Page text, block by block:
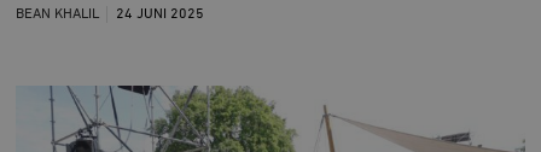
BEAN KHALIL 24 JUNI 2025